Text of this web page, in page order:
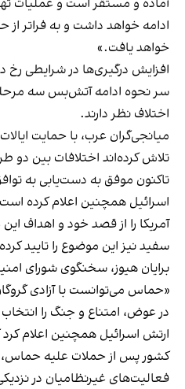
آماده و مستقر است و عملیات
ادامه خواهد داشت و به فراتر
خواهد یافت.»
افزایش درگیری‌ها در شرایطی رخ
سر نحوه ادامه آتش‌بس سه
اختلاف نظر دارند.
میانجی‌گران عرب، با حمایت
تلاش کرده‌اند اختلافات بین دو
تاکنون موفق به دست‌یابی به
اسرائیل همچنین اعلام کرده
آمریکا را از قصد خود و اهداف
سفید نیز این موضوع را تایید
برایان هیوز، سخنگوی شورای
«حماس می‌توانست با آزادی
در عوض، امتناع و جنگ را
ارتش اسرائیل همچنین اعلام
کشور پس از حملات علیه حماس،
فعالیت‌های غیرنظامیان در